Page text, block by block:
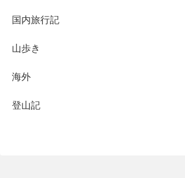
国内旅行記
山歩き
海外
登山記